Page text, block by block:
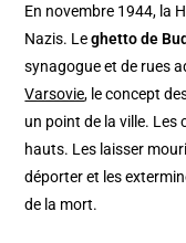
En novembre 1944, la
Nazis. Leghetto de
synagogue et de rues
Varsovie, le concept
un point de la ville. Les
hauts. Les laisser
déporter et les
de la mort.